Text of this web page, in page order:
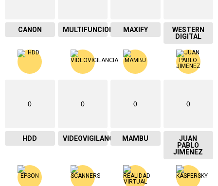
CANON MULTIFUNCIONAL MAXIFY
WESTERN
DIGITAL
0
HDD
0
VIDEOVIGILANCIA
0
MAMBU
0
JUAN
PABLO
JIMENEZ